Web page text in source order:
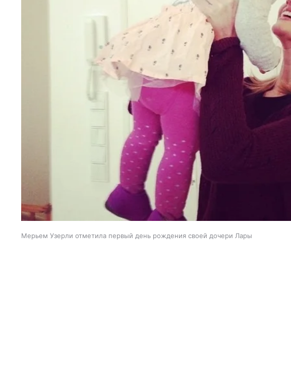
Мерьем Узерли отметила первый день рождения своей дочери Лары